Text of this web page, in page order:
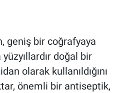
geniş bir coğrafyaya
yüzyıllardır doğal bir
olarak kullanıldığını
önemli bir antiseptik,